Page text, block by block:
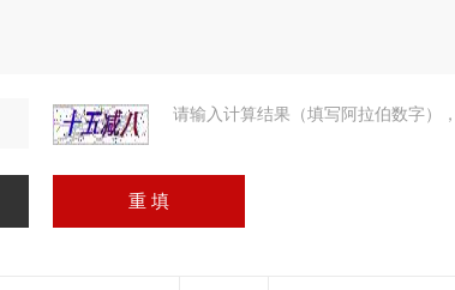
请输入计算结果（填写阿拉伯数字）